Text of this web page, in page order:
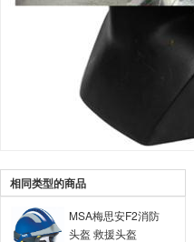
相同类型的商品
MSA梅思安F2消防
头盔 救援头盔